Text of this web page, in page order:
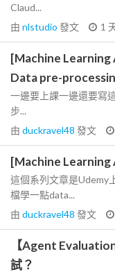
Claud...
由 nlstudio 發文 1
[Machine Learning
Data pre-
一邊要上課一邊還要寫
步...
由 duckravel48 發文
[Machine Learning
這個系列文章是Udemy
檔學一點data...
由 duckravel48 發文
【Agent
試？